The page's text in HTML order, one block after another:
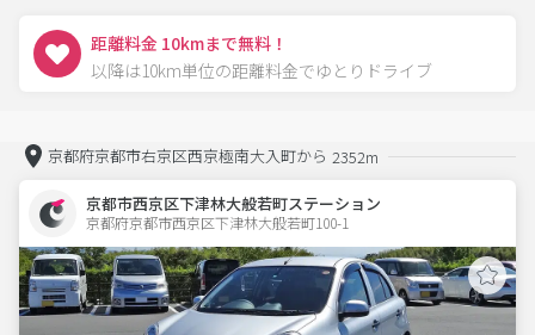
距離料金 10kmまで無料！
以降は10km単位の距離料金でゆとりドライブ
京都府京都市右京区西京極南大入町から 2352m
京都市西京区下津林大般若町ステーション
京都府京都市西京区下津林大般若町100-1